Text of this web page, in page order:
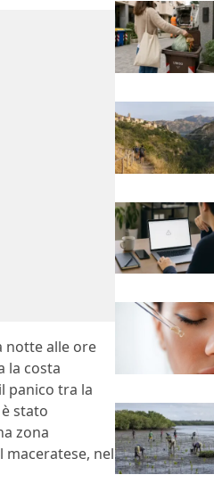
notte alle ore
la costa
panico tra la
stato
zona
maceratese, nel